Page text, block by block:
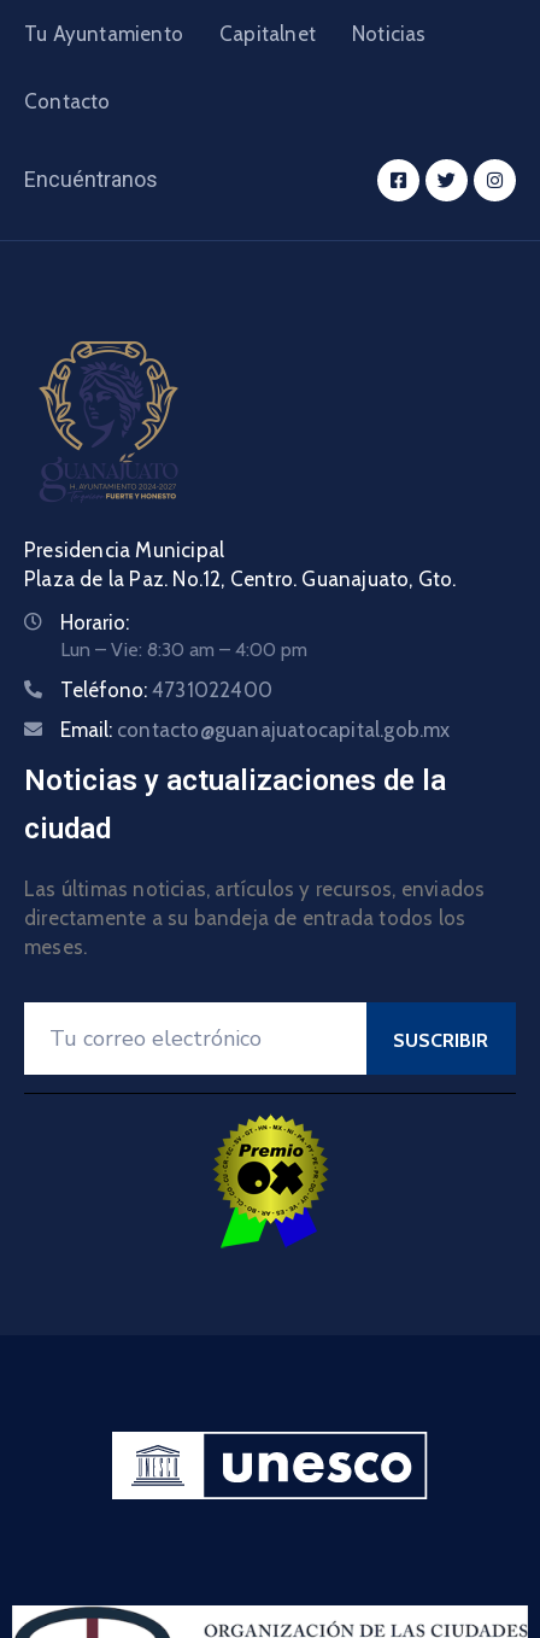
Tu Ayuntamiento Capitalnet Noticias
Contacto
Encuéntranos
Presidencia Municipal
Plaza de la Paz. No.12, Centro. Guanajuato, Gto.
Horario:
Lun – Vie: 8:30 am – 4:00 pm
Teléfono: 4731022400
Email: contacto@guanajuatocapital.gob.mx
Noticias y actualizaciones de la
ciudad
Las últimas noticias, artículos y recursos, enviados
directamente a su bandeja de entrada todos los
meses.